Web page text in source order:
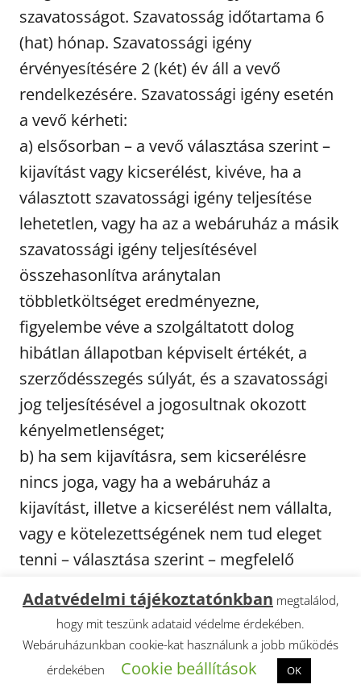
szavatosságot. Szavatosság időtartama 6
(hat) hónap. Szavatossági igény
érvényesítésére 2 (két) év áll a vevő
rendelkezésére. Szavatossági igény esetén
a vevő kérheti:
a) elsősorban – a vevő választása szerint –
kijavítást vagy kicserélést, kivéve, ha a
választott szavatossági igény teljesítése
lehetetlen, vagy ha az a webáruház a másik
szavatossági igény teljesítésével
összehasonlítva aránytalan
többletköltséget eredményezne,
figyelembe véve a szolgáltatott dolog
hibátlan állapotban képviselt értékét, a
szerződésszegés súlyát, és a szavatossági
jog teljesítésével a jogosultnak okozott
kényelmetlenséget;
b) ha sem kijavításra, sem kicserélésre
nincs joga, vagy ha a webáruház a
kijavítást, illetve a kicserélést nem vállalta,
vagy e kötelezettségének nem tud eleget
tenni – választása szerint – megfelelő
szerződéstől. Jelentéktelen hiba miatt
elállásnak nincs helye.
A nem rendeltetésszerű használatból
eredő hibák esetén a szavatossági igény
Adatvédelmi tájékoztatónkban megtalálod,
hogy mit teszünk adataid védelme érdekében.
Webáruházunkban cookie-kat használunk a jobb működés
érdekében
Cookie beállítások OK